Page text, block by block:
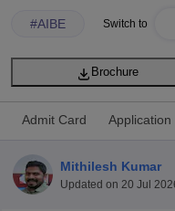
#AIBE Switch to
Brochure
Admit Card Application
Mithilesh Kumar
Updated on 20 Jul